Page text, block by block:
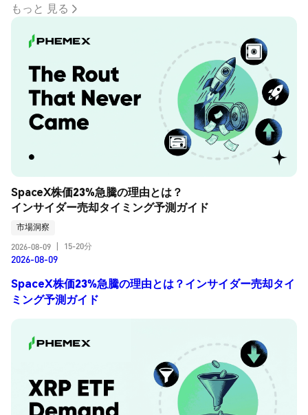
もっと 見る
SpaceX株価23%急騰の理由とは？
インサイダー売却タイミング予測ガイド
市場洞察
2026-08-09
15-20分
2026-08-09
SpaceX株価23%急騰の理由とは？インサイダー売却タイ
ミング予測ガイド